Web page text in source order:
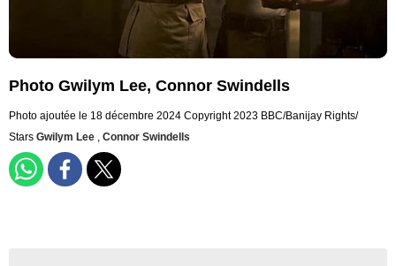
Photo Gwilym Lee, Connor Swindells
Photo ajoutée le 18 décembre 2024 Copyright 2023 BBC/Banijay Rights/
Stars Gwilym Lee , Connor Swindells